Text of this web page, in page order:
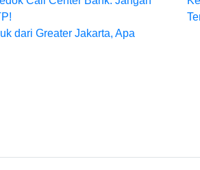
dari Greater Jakarta, Apa